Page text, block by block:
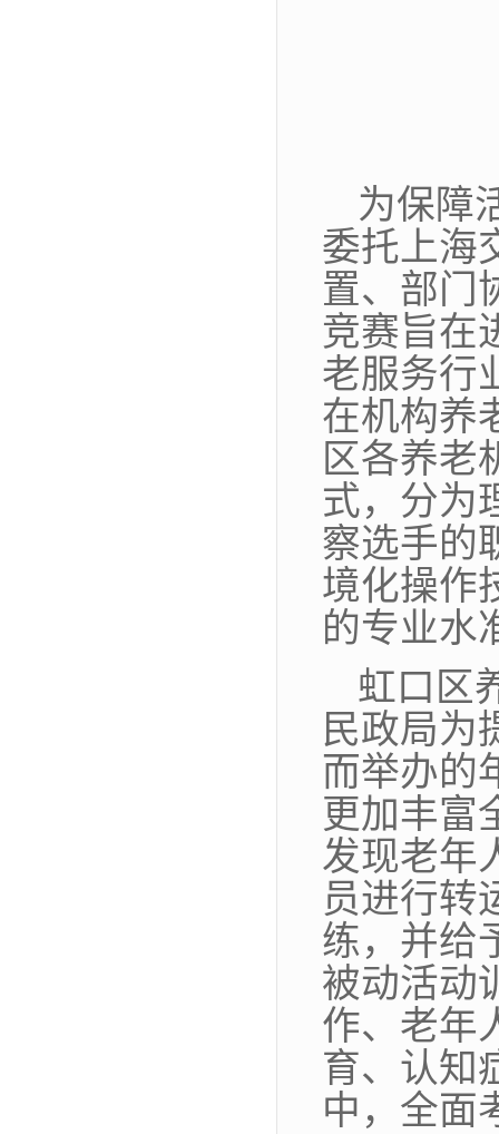
为保障
委托上海
置、部门
竞赛旨在
老服务行
在机构养
区各养老
式，分为
察选手的
境化操作
的专业水
虹口区
民政局为
而举办的
更加丰富
发现老年
员进行转
练，并给
被动活动
作、老年
育、认知
中，全面